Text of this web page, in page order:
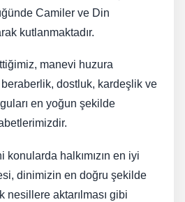
Camiler ve Din
kutlanmaktadır.
manevi huzura
dostluk, kardeşlik ve
en yoğun şekilde
halkımızın en iyi
dinimizin en doğru şekilde
nesillere aktarılması gibi